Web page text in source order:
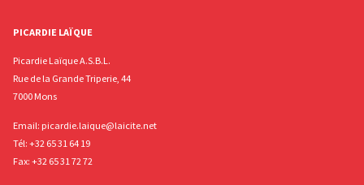
PICARDIE LAÏQUE
Picardie Laïque A.S.B.L.
Rue de la Grande Triperie, 44
7000 Mons
Email: picardie.laique@laicite.net
Tél: +32 65 31 64 19
Fax: +32 65 31 72 72